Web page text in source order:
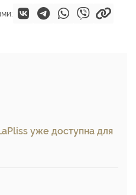
уже доступна для